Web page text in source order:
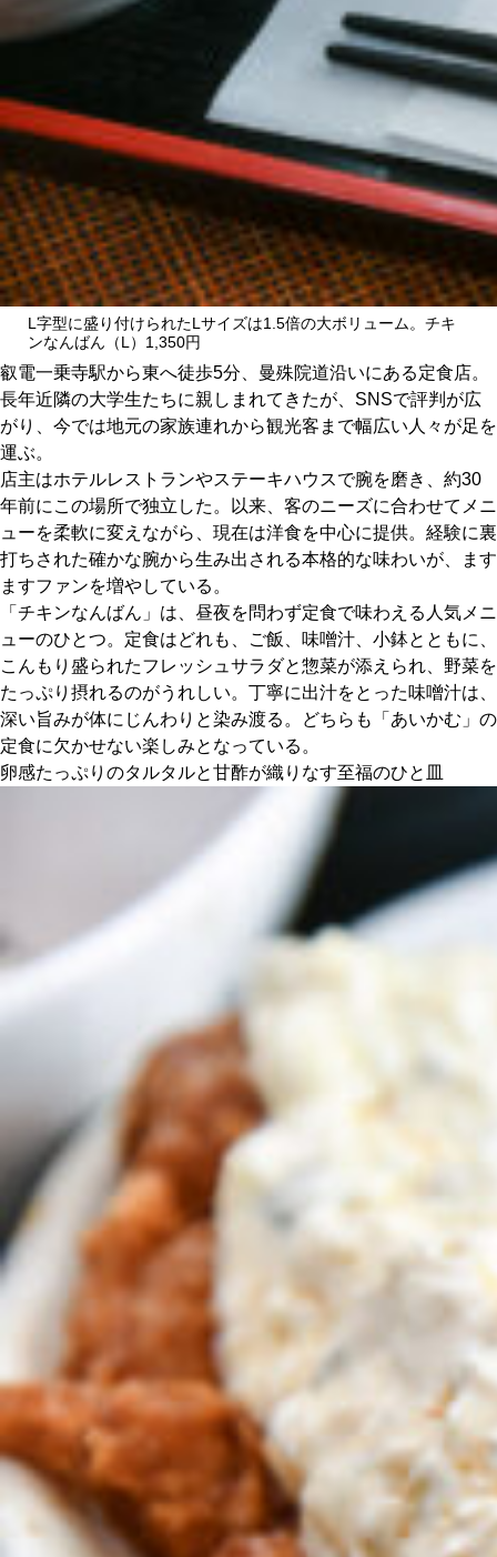
CULTURE
すべて
関西で開催。
おすすめの展覧会
おすすめの映画
おすすめの本
紹介します。
おすすめのイベント
L字型に盛り付けられたLサイズは1.5倍の大ボリューム。チキ
ンなんばん（L）1,350円
叡電一乗寺駅から東へ徒歩5分、曼殊院道沿いにある定食店。
長年近隣の大学生たちに親しまれてきたが、SNSで評判が広
がり、今では地元の家族連れから観光客まで幅広い人々が足を
運ぶ。
店主はホテルレストランやステーキハウスで腕を磨き、約30
年前にこの場所で独立した。以来、客のニーズに合わせてメニ
ューを柔軟に変えながら、現在は洋食を中心に提供。経験に裏
打ちされた確かな腕から生み出される本格的な味わいが、ます
ますファンを増やしている。
「チキンなんばん」は、昼夜を問わず定食で味わえる人気メニ
ューのひとつ。定食はどれも、ご飯、味噌汁、小鉢とともに、
こんもり盛られたフレッシュサラダと惣菜が添えられ、野菜を
たっぷり摂れるのがうれしい。丁寧に出汁をとった味噌汁は、
深い旨みが体にじんわりと染み渡る。どちらも「あいかむ」の
定食に欠かせない楽しみとなっている。
卵感たっぷりのタルタルと甘酢が織りなす至福のひと皿